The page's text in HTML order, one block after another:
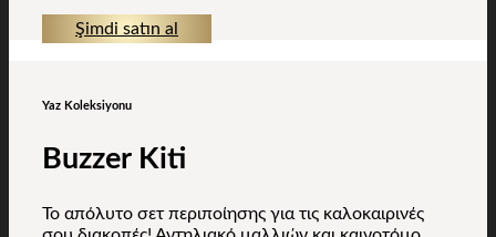
Şimdi satın al
Yaz Koleksiyonu
Buzzer Kiti
Το απόλυτο σετ περιποίησης για τις καλοκαιρινές